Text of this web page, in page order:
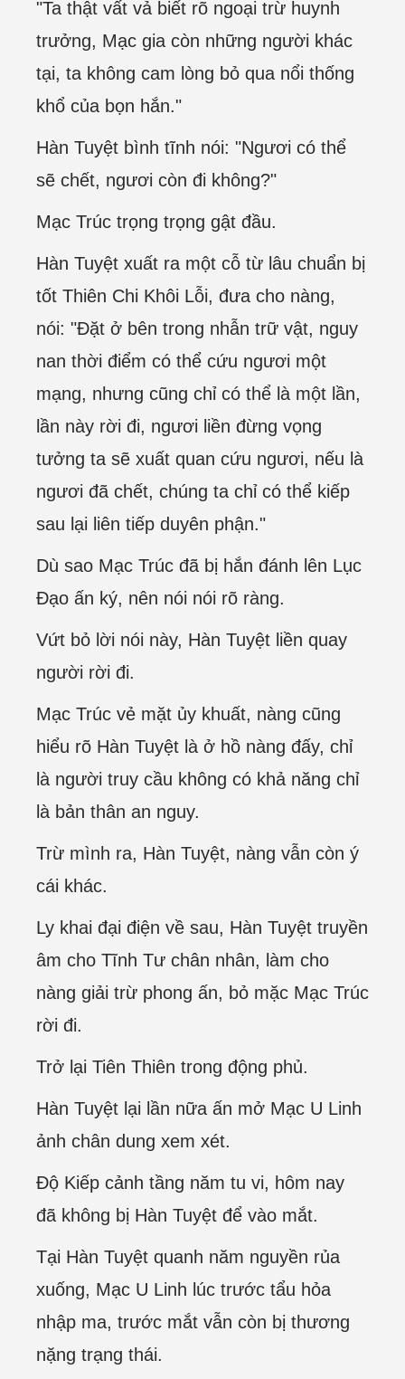
"Ta thật vất vả biết rõ ngoại trừ huynh
trưởng, Mạc gia còn những người khác
tại, ta không cam lòng bỏ qua nổi thống
khổ của bọn hắn."
Hàn Tuyệt bình tĩnh nói: "Ngươi có thể
sẽ chết, ngươi còn đi không?"
Mạc Trúc trọng trọng gật đầu.
Hàn Tuyệt xuất ra một cỗ từ lâu chuẩn bị
tốt Thiên Chi Khôi Lỗi, đưa cho nàng,
nói: "Đặt ở bên trong nhẫn trữ vật, nguy
nan thời điểm có thể cứu ngươi một
mạng, nhưng cũng chỉ có thể là một lần,
lần này rời đi, ngươi liền đừng vọng
tưởng ta sẽ xuất quan cứu ngươi, nếu là
ngươi đã chết, chúng ta chỉ có thể kiếp
sau lại liên tiếp duyên phận."
Dù sao Mạc Trúc đã bị hắn đánh lên Lục
Đạo ấn ký, nên nói nói rõ ràng.
Vứt bỏ lời nói này, Hàn Tuyệt liền quay
người rời đi.
Mạc Trúc vẻ mặt ủy khuất, nàng cũng
hiểu rõ Hàn Tuyệt là ở hồ nàng đấy, chỉ
là người truy cầu không có khả năng chỉ
là bản thân an nguy.
Trừ mình ra, Hàn Tuyệt, nàng vẫn còn ý
cái khác.
Ly khai đại điện về sau, Hàn Tuyệt truyền
âm cho Tĩnh Tư chân nhân, làm cho
nàng giải trừ phong ấn, bỏ mặc Mạc Trúc
rời đi.
Trở lại Tiên Thiên trong động phủ.
Hàn Tuyệt lại lần nữa ấn mở Mạc U Linh
ảnh chân dung xem xét.
Độ Kiếp cảnh tầng năm tu vi, hôm nay
đã không bị Hàn Tuyệt để vào mắt.
Tại Hàn Tuyệt quanh năm nguyền rủa
xuống, Mạc U Linh lúc trước tẩu hỏa
nhập ma, trước mắt vẫn còn bị thương
nặng trạng thái.